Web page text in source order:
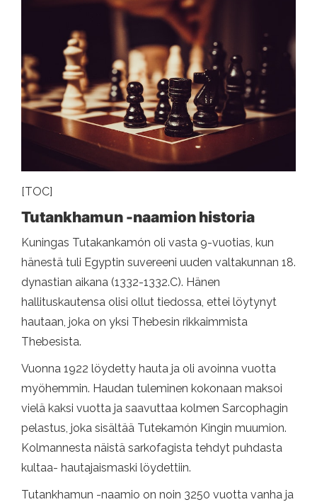
[TOC]
Tutankhamun -naamion historia
Kuningas Tutakankamón oli vasta 9-vuotias, kun
hänestä tuli Egyptin suvereeni uuden valtakunnan 18.
dynastian aikana (1332-1332.C). Hänen
hallituskautensa olisi ollut tiedossa, ettei löytynyt
hautaan, joka on yksi Thebesin rikkaimmista
Thebesista.
Vuonna 1922 löydetty hauta ja oli avoinna vuotta
myöhemmin. Haudan tuleminen kokonaan maksoi
vielä kaksi vuotta ja saavuttaa kolmen Sarcophagin
pelastus, joka sisältää Tutekamón Kingin muumion.
Kolmannesta näistä sarkofagista tehdyt puhdasta
kultaa- hautajaismaski löydettiin.
Tutankhamun -naamio on noin 3250 vuotta vanha ja